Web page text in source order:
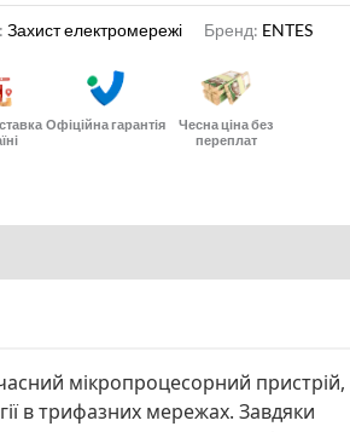
Захист електромережі Бренд: ENTES
Офіційна гарантія
Чесна ціна без
переплат
мікропроцесорний пристрій,
в трифазних мережах. Завдяки